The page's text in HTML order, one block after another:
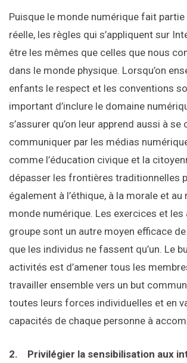
Puisque le monde numérique fait
réelle, les règles qui s’appliquent sur
être les mêmes que celles que nous
dans le monde physique. Lorsqu’on
enfants le respect et les conventions
important d’inclure le domaine
s’assurer qu’on leur apprend aussi à
communiquer par les médias
comme l’éducation civique et la
dépasser les frontières traditionnelles
également à l’éthique, à la morale et
monde numérique. Les exercices et
groupe sont un autre moyen efficace
que les individus ne fassent qu’un. Le
activités est d’amener tous les
travailler ensemble vers un but
toutes leurs forces individuelles et en
capacités de chaque personne à
2. Privilégier la sensibilisation aux